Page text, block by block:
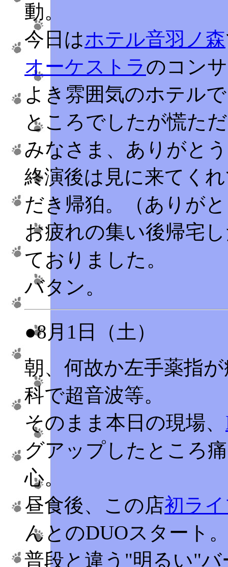
動。
今日はホテル音羽ノ森
オーケストラのコン
よき雰囲気のホテル
ところでしたが慌た
みなさま、ありがと
終演後は見に来てく
だき帰狛。（ありが
お疲れの集い後帰宅
ておりました。
バタン。
●8月1日（土）
朝、何故か左手薬指
科で超音波等。
そのまま本日の現場、
グアップしたところ
心。
昼食後、この店初ラ
んとのDUOスタート
普段と違う"明るい"